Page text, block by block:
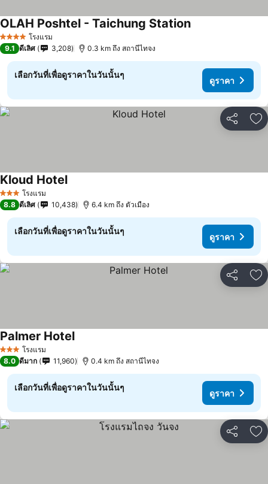
4 ดาว โรงแรม
OLAH Poshtel - Taichung Station
9.1 ดีเลิศ 3,208 0.3 km ถึง สถานีไทจง
เลือกวันที่เพื่อดูราคาในวันนั้นๆ
ดูราคา
แชร์ เ
3 ดาว โรงแรม
Kloud Hotel
8.8 ดีเลิศ 10,438 6.4 km ถึง ตัวเมือง
เลือกวันที่เพื่อดูราคาในวันนั้นๆ
ดูราคา
แชร์ เ
3 ดาว โรงแรม
Palmer Hotel
8.0 ดีมาก 11,960 0.4 km ถึง สถานีไทจง
เลือกวันที่เพื่อดูราคาในวันนั้นๆ
ดูราคา
แชร์ เ